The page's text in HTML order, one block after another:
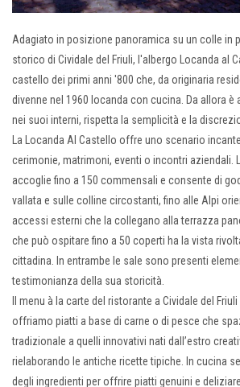
Adagiato in posizione panoramica su un colle in
storico di Cividale del Friuli, l'albergo Locanda al
castello dei primi anni '800 che, da originaria
divenne nel 1960 locanda con cucina. Da allora è
nei suoi interni, rispetta la semplicità e la
La Locanda Al Castello offre uno scenario
cerimonie, matrimoni, eventi o incontri aziendali.
accoglie fino a 150 commensali e consente di
vallata e sulle colline circostanti, fino alle Alpi
accessi esterni che la collegano alla terrazza
che può ospitare fino a 50 coperti ha la vista
cittadina. In entrambe le sale sono presenti
testimonianza della sua storicità.
Il menu à la carte del ristorante a Cividale del
offriamo piatti a base di carne o di pesce che
tradizionale a quelli innovativi nati dall’estro
rielaborando le antiche ricette tipiche. In cucina
degli ingredienti per offrire piatti genuini e